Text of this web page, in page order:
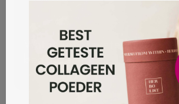
Wat je moet weten over
behandeling